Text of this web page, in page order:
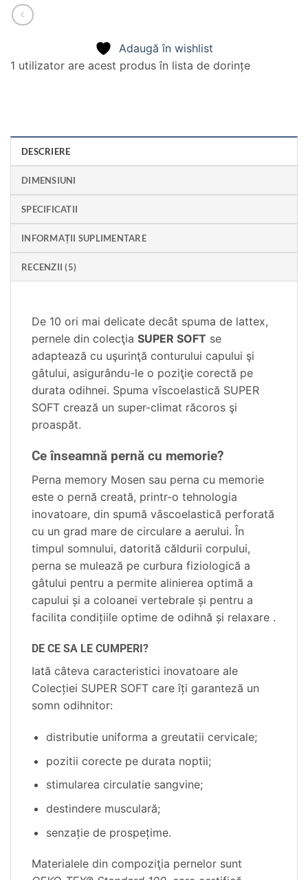
Adaugă în wishlist
1 utilizator are acest produs în lista de dorințe
DESCRIERE
DIMENSIUNI
SPECIFICATII
INFORMAȚII SUPLIMENTARE
RECENZII (5)
De 10 ori mai delicate decât spuma de lattex,
pernele din colecţia SUPER SOFT se
adaptează cu uşurinţă conturului capului şi
gâtului, asigurându-le o poziţie corectă pe
durata odihnei. Spuma vîscoelastică SUPER
SOFT crează un super-climat răcoros şi
proaspăt.
Ce înseamnă pernă cu memorie?
Perna memory Mosen sau perna cu memorie
este o pernă creată, printr-o tehnologia
inovatoare, din spumă vâscoelastică perforată
cu un grad mare de circulare a aerului. În
timpul somnului, datorită căldurii corpului,
perna se mulează pe curbura fiziologică a
gâtului pentru a permite alinierea optimă a
capului şi a coloanei vertebrale şi pentru a
facilita condiţiile optime de odihnă şi relaxare .
DE CE SA LE CUMPERI?
Iată câteva caracteristici inovatoare ale
Colecţiei SUPER SOFT care îţi garanteză un
somn odihnitor:
distributie uniforma a greutatii cervicale;
pozitii corecte pe durata noptii;
stimularea circulatie sangvine;
destindere musculară;
senzaţie de prospeţime.
Materialele din compoziţia pernelor sunt